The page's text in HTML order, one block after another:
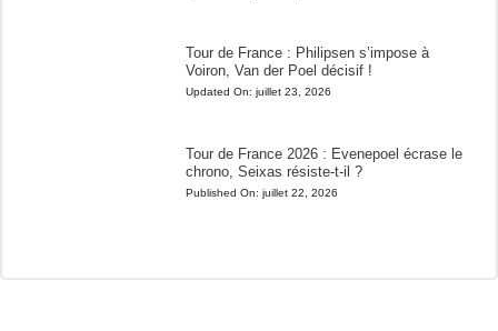
Tour de France : Philipsen s’impose à
Voiron, Van der Poel décisif !
Updated On: juillet 23, 2026
Tour de France 2026 : Evenepoel écrase le
chrono, Seixas résiste-t-il ?
Published On: juillet 22, 2026